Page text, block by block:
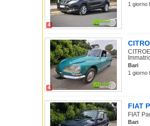
4
1 giorno
4
Bari
1 giorno
FIAT
FIAT
Bari